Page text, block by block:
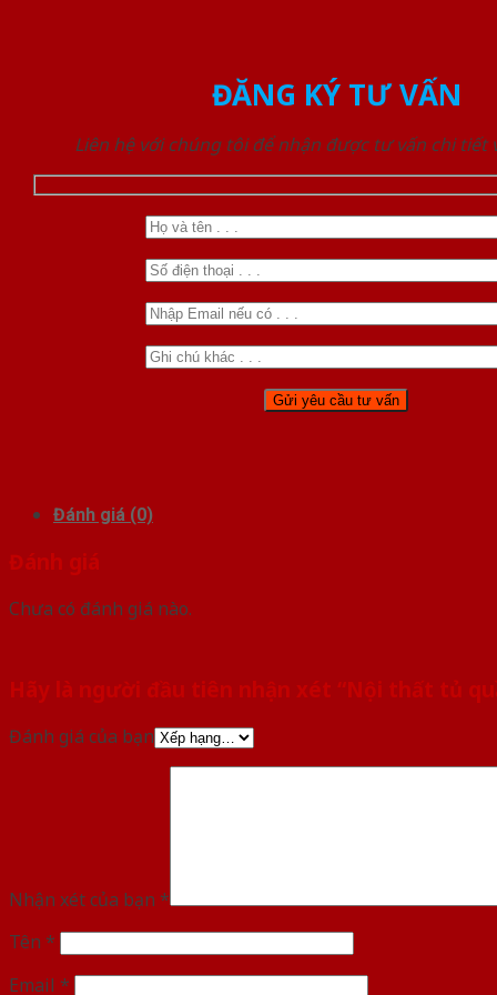
ĐĂNG KÝ TƯ VẤN
Liên hệ với chúng tôi để nhận được tư vấn chi tiết
Đánh giá (0)
Đánh giá
Chưa có đánh giá nào.
Hãy là người đầu tiên nhận xét “Nội thất tủ
Đánh giá của bạn
Nhận xét của bạn *
Tên *
Email *